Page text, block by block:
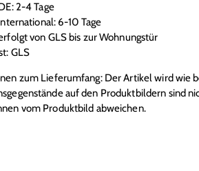
2-4 Tage
6-10 Tage
von GLS bis zur Wohnungstür
GLS
zum Lieferumfang: Der Artikel wird wie
auf den Produktbildern sind
vom Produktbild abweichen.